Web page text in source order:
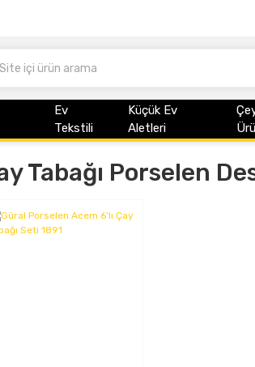
Ev
Tekstili
Küçük Ev
Aletleri
Tabağı Porselen